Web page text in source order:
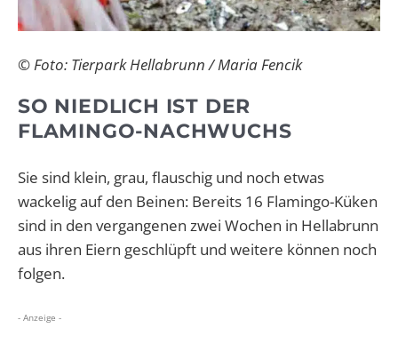
© Foto: Tierpark Hellabrunn / Maria Fencik
SO NIEDLICH IST DER
FLAMINGO-NACHWUCHS
Sie sind klein, grau, flauschig und noch etwas
wackelig auf den Beinen: Bereits 16 Flamingo-Küken
sind in den vergangenen zwei Wochen in Hellabrunn
aus ihren Eiern geschlüpft und weitere können noch
folgen.
- Anzeige -